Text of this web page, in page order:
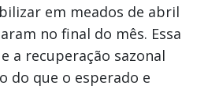
em meados de abril
no final do mês. Essa
a recuperação sazonal
do que o esperado e